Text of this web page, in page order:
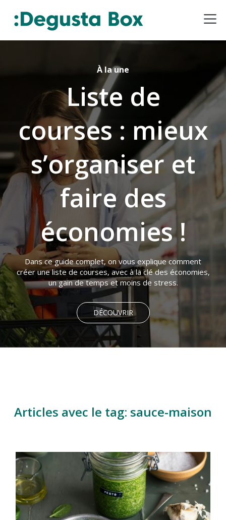
À la une
Liste de
courses : mieux
s’organiser et
faire des
économies !
Dans ce guide complet, on vous explique comment
créer une liste de courses, avec à la clé des économies,
un gain de temps et moins de stress.
DÉCOUVRIR
Articles avec le tag: sauce-maison